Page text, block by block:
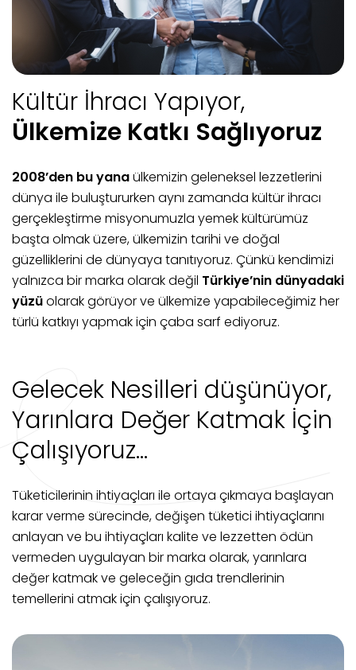
Kültür İhracı Yapıyor,
Ülkemize Katkı Sağlıyoruz
2008’den bu yanaülkemizin geleneksel lezzetlerini
dünya ile buluştururken aynı zamanda kültür ihracı
gerçekleştirme misyonumuzla yemek kültürümüz
başta olmak üzere, ülkemizin tarihi ve doğal
güzelliklerini de dünyaya tanıtıyoruz. Çünkü kendimizi
yalnızca bir marka olarak değil Türkiye’nin dünyadaki
yüzüolarak görüyor ve ülkemize yapabileceğimiz her
türlü katkıyı yapmak için çaba sarf ediyoruz.
Gelecek Nesilleri düşünüyor,
Yarınlara Değer Katmak İçin
Çalışıyoruz…
Tüketicilerinin ihtiyaçları ile ortaya çıkmaya başlayan
karar verme sürecinde, değişen tüketici ihtiyaçlarını
anlayan ve bu ihtiyaçları kalite ve lezzetten ödün
vermeden uygulayan bir marka olarak, yarınlara
değer katmak ve geleceğin gıda trendlerinin
temellerini atmak için çalışıyoruz.